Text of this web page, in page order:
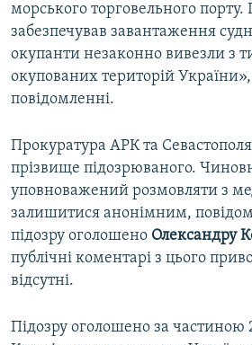
морського торговельного
забезпечував завантаження
окупанти незаконно вивезли з
окупованих територій
повідомленні.
Прокуратура АРК та
прізвище підозрюваного.
уповноважений розмовляти з
залишитися анонімним,
підозру оголошено Олександру
публічні коментарі з цього
відсутні.
Підозру оголошено за частиною 2